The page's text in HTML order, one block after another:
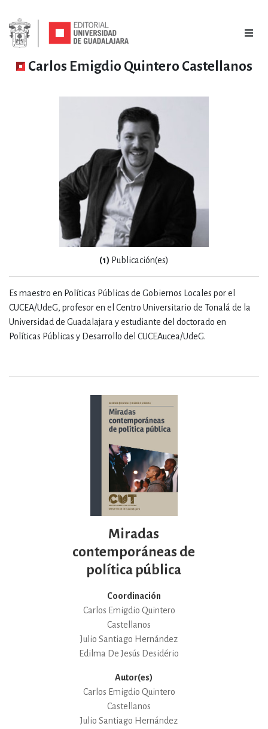
Carlos Emigdio Quintero Castellanos
Es maestro en Políticas Públicas de Gobiernos Locales por el
CUCEA/UdeG, profesor en el Centro Universitario de Tonalá de la
Universidad de Guadalajara y estudiante del doctorado en
Políticas Públicas y Desarrollo del CUCEAucea/UdeG.
(1) Publicación(es)
Miradas
contemporáneas de
política pública
Coordinación
Carlos Emigdio Quintero
Castellanos
Julio Santiago Hernández
Edilma De Jesús Desidério
Autor(es)
Carlos Emigdio Quintero
Castellanos
Julio Santiago Hernández